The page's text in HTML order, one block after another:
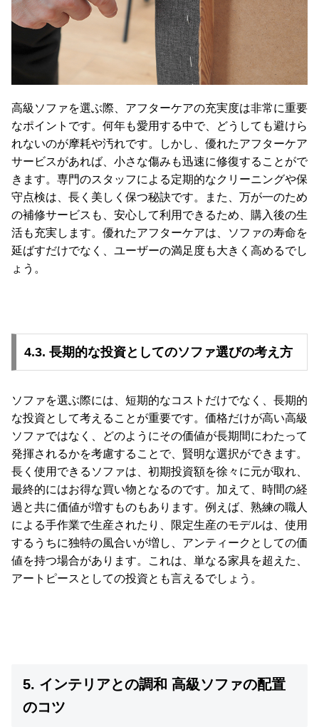
高級ソファを選ぶ際、アフターケアの充実度は非常に重要
なポイントです。何年も愛用する中で、どうしても避けら
れないのが摩耗や汚れです。しかし、優れたアフターケア
サービスがあれば、小さな傷みも迅速に修復することがで
きます。専門のスタッフによる定期的なクリーニングや保
守点検は、長く美しく保つ秘訣です。また、万が一のため
の補修サービスも、安心して利用できるため、購入後の生
活も充実します。優れたアフターケアは、ソファの寿命を
延ばすだけでなく、ユーザーの満足度も大きく高めるでし
ょう。
4.3. 長期的な投資としてのソファ選びの考え方
ソファを選ぶ際には、短期的なコストだけでなく、長期的
な投資として考えることが重要です。価格だけが高い高級
ソファではなく、どのようにその価値が長期間にわたって
発揮されるかを考慮することで、賢明な選択ができます。
長く使用できるソファは、初期投資額を徐々に元が取れ、
最終的にはお得な買い物となるのです。加えて、時間の経
過と共に価値が増すものもあります。例えば、熟練の職人
による手作業で生産されたり、限定生産のモデルは、使用
するうちに独特の風合いが増し、アンティークとしての価
値を持つ場合があります。これは、単なる家具を超えた、
アートピースとしての投資とも言えるでしょう。
5. インテリアとの調和 高級ソファの配置
のコツ